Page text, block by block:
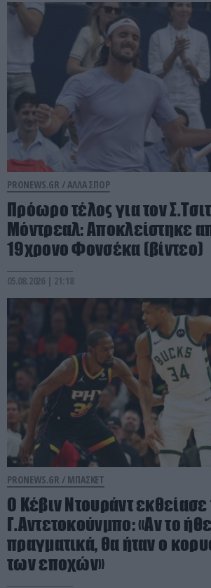
PRONEWS.GR / ΑΛΛΑ ΣΠΟΡ
Πρόωρο τέλος για τον
Μόντρεαλ: Αποκλείστηκε
19χρονο Φονσέκα (βίντεο)
05.08.2026 | 21:18
PRONEWS.GR / ΜΠΑΣΚΕΤ
Ο Κέβιν Ντουράντ εκθείασε
Γ.Αντετοκούνμπο: «Αν το
πραγματικά, θα ήταν ο
των εποχών»